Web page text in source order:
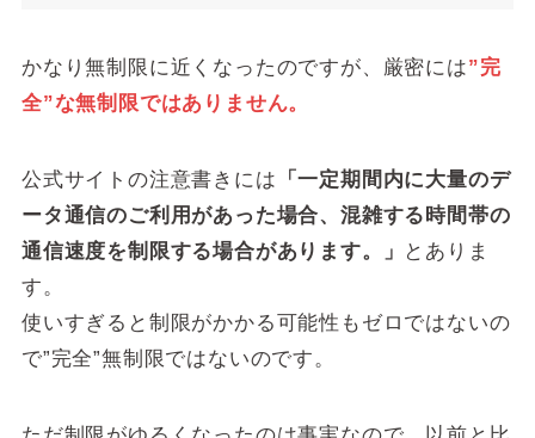
かなり無制限に近くなったのですが、厳密には”完
全”な無制限ではありません。
公式サイトの注意書きには 「一定期間内に大量のデ
ータ通信のご利用があった場合、混雑する時間帯の
通信速度を制限する場合があります。」
とありま
す。
使いすぎると制限がかかる可能性もゼロではないの
で”完全”無制限ではないのです。